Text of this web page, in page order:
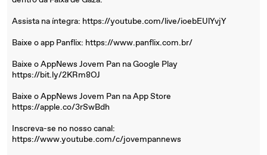
Assista na íntegra: https://youtube.com/live/ioebEUlYvjY
Baixe o app Panflix: https://www.panflix.com.br/
Baixe o AppNews Jovem Pan na Google Play
https://bit.ly/2KRm8OJ
Baixe o AppNews Jovem Pan na App Store
https://apple.co/3rSwBdh
Inscreva-se no nosso canal:
https://www.youtube.com/c/jovempannews